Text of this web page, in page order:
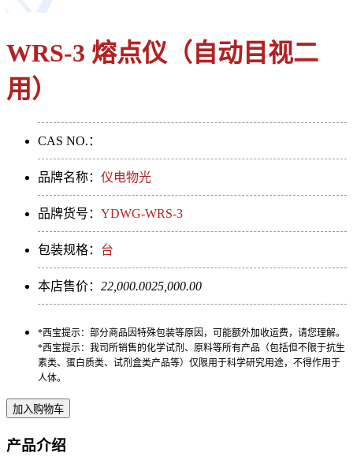
WRS-3 熔点仪（自动目视二
用）
CAS NO.：
品牌名称： 仪电物光
品牌货号： YDWG-WRS-3
包装规格： 台
本店售价： 22,000.0025,000.00
*西宝提示：部分商品因特殊包装等原因，可能额外加收运费，请您理解。
*西宝提示：我司所销售的化学试剂、原料等所有产品（包括但不限于抗生
素类、蛋白质类、试剂盒类产品等）仅限用于科学研究用途，不得作用于
人体。
产品介绍